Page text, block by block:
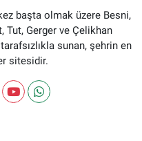
başta olmak üzere Besni,
Tut, Gerger ve Çelikhan
sunan, şehrin en
sitesidir.